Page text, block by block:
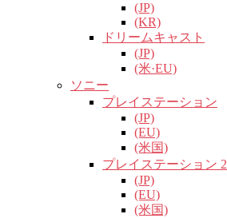
(JP)
(KR)
ドリームキャスト
(JP)
(米·EU)
ソニー
プレイステーション
(JP)
(EU)
(米国)
プレイステーション 2
(JP)
(EU)
(米国)